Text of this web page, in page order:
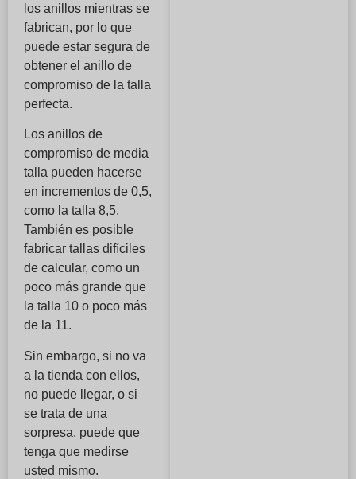
los anillos mientras se
fabrican, por lo que
puede estar segura de
obtener el anillo de
compromiso de la talla
perfecta.
Los anillos de
compromiso de media
talla pueden hacerse
en incrementos de 0,5,
como la talla 8,5.
También es posible
fabricar tallas difíciles
de calcular, como un
poco más grande que
la talla 10 o poco más
de la 11.
Sin embargo, si no va
a la tienda con ellos,
no puede llegar, o si
se trata de una
sorpresa, puede que
tenga que medirse
usted mismo.